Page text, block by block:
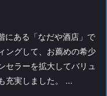
にある「なだや酒店」で
ングして、お薦めの希少
セラーを拡大してバリュ
充実しました。 ...